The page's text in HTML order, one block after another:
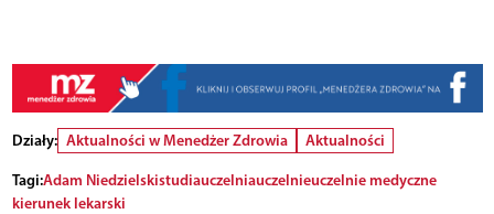
Działy: Aktualności w Menedżer Zdrowia
Aktualności
Tagi:Adam Niedzielskistudiauczelniauczelnieuczelnie medyczne
kierunek lekarski